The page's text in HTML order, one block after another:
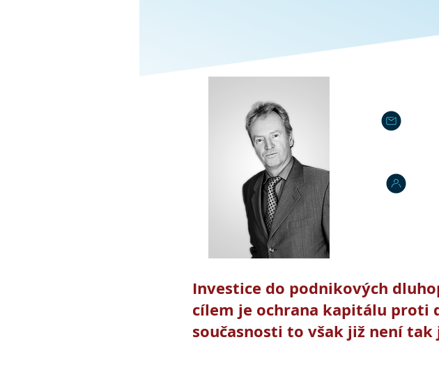
Investice do podnikových
cílem je ochrana kapitálu proti
současnosti to však již není tak